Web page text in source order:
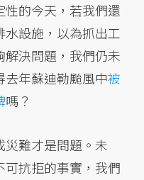
的今天，若我們還
設施，以為抓出工
決問題，我們仍未
去年蘇迪勒颱風中被
嗎？
難才是問題。未
抗拒的事實，我們